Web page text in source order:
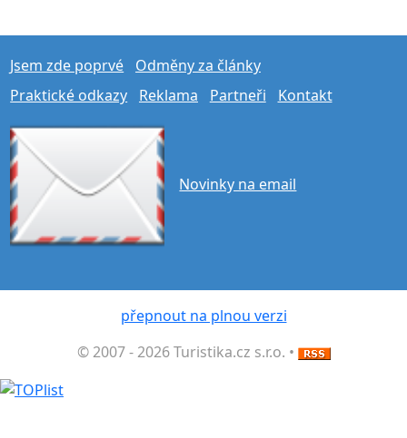
Jsem zde poprvé
Odměny za články
Praktické odkazy
Reklama Partneři Kontakt
Novinky na email
přepnout na plnou verzi
© 2007 - 2026 Turistika.cz s.r.o. •